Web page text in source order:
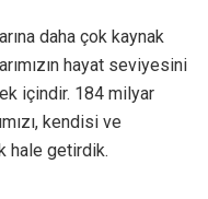
daha çok kaynak
hayat seviyesini
içindir. 184 milyar
kendisi ve
hale getirdik.